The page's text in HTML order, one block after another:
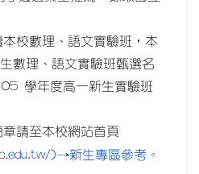
校數理、語文實驗班，本
數理、語文實驗班甄選名
學年度高一新生實驗班
請至本校網站首頁
)→新生專區參考。